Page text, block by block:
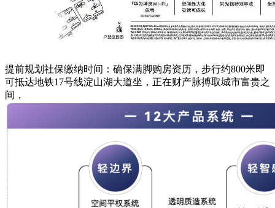
提前规划社保缴纳时间：确保满脚购房资历，步行约800米即
可抵达地铁17号线淀山湖大道坐，正在财产脉搏取城市富贵之
间，